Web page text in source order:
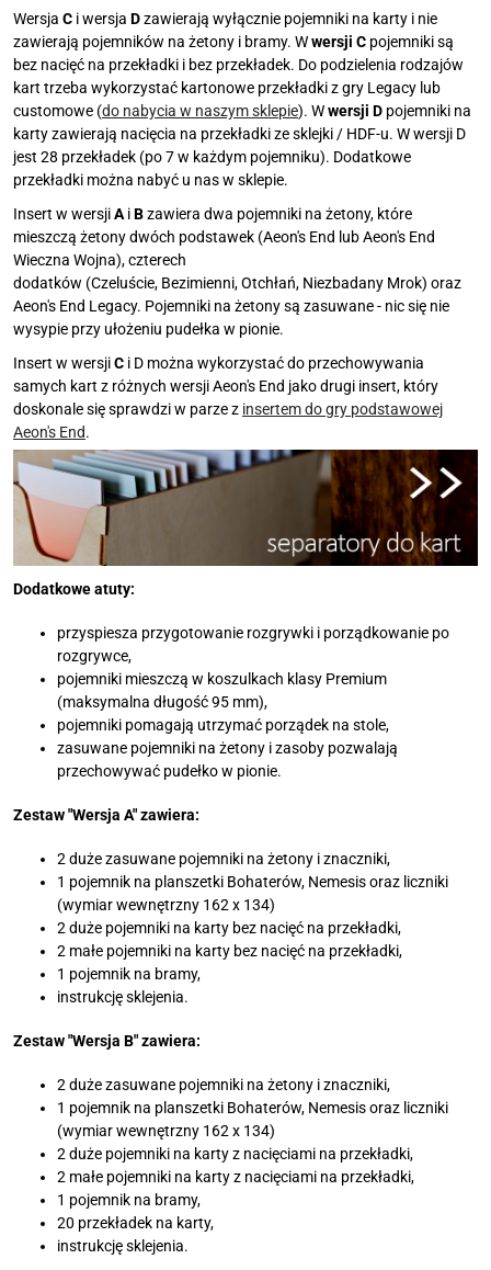
Wersja C i wersja Dzawierają wyłącznie pojemniki na karty i nie
zawierają pojemników na żetony i bramy. Wwersji C pojemniki są
bez nacięć na przekładki i bez przekładek. Do podzielenia rodzajów
kart trzeba wykorzystać kartonowe przekładki z gry Legacy lub
customowe (do nabycia w naszym sklepie). Wwersji D pojemniki na
karty zawierają nacięcia na przekładki ze sklejki / HDF-u. W wersji D
jest 28 przekładek (po 7 w każdym pojemniku). Dodatkowe
przekładki można nabyć u nas w sklepie.
Insert w wersjiAiBzawiera dwa pojemniki na żetony, które
mieszczą żetony dwóch podstawek (Aeon's End lub Aeon's End
Wieczna Wojna), czterech
dodatków (Czeluście, Bezimienni, Otchłań, Niezbadany Mrok) oraz
Aeon's End Legacy. Pojemniki na żetony są zasuwane - nic się nie
wysypie przy ułożeniu pudełka w pionie.
Insert w wersjiC i D można wykorzystać do przechowywania
samych kart z różnych wersji Aeon's End jako drugi insert, który
doskonale się sprawdzi w parze z insertem do gry podstawowej
Aeon's End.
Dodatkowe atuty:
przyspiesza przygotowanie rozgrywki i porządkowanie po
rozgrywce,
pojemniki mieszczą w koszulkach klasy Premium
(maksymalna długość 95 mm),
pojemniki pomagają utrzymać porządek na stole,
zasuwane pojemniki na żetony i zasoby pozwalają
przechowywać pudełko w pionie.
Zestaw "Wersja A"zawiera:
2 duże zasuwane pojemniki na żetony i znaczniki,
1 pojemnik na planszetki Bohaterów, Nemesis oraz liczniki
(wymiar wewnętrzny 162 x 134)
2 duże pojemniki na karty bez nacięć na przekładki,
2 małe pojemniki na karty bez nacięć na przekładki,
1 pojemnik na bramy,
instrukcję sklejenia.
Zestaw "Wersja B"zawiera:
2 duże zasuwane pojemniki na żetony i znaczniki,
1 pojemnik na planszetki Bohaterów, Nemesis oraz liczniki
(wymiar wewnętrzny 162 x 134)
2 duże pojemniki na karty z nacięciami na przekładki,
2 małe pojemniki na karty z nacięciami na przekładki,
1 pojemnik na bramy,
20 przekładek na karty,
instrukcję sklejenia.